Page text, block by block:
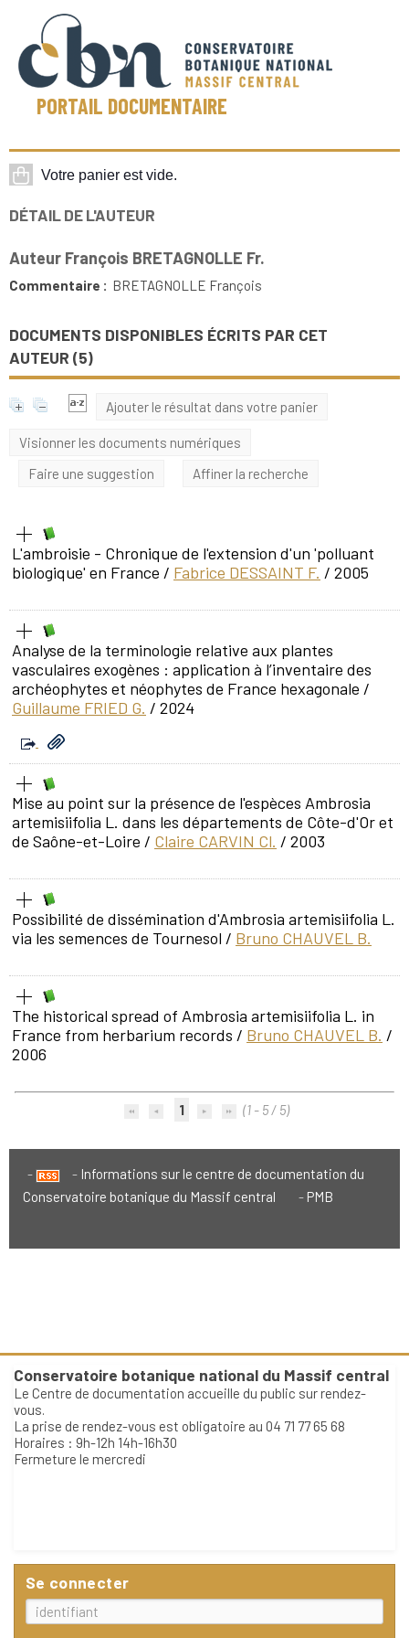
PORTAIL DOCUMENTAIRE
DÉTAIL DE L'AUTEUR
Auteur François BRETAGNOLLE Fr.
Commentaire : BRETAGNOLLE François
DOCUMENTS DISPONIBLES ÉCRITS PAR CET
AUTEUR (5)
Ajouter le résultat dans votre panier
Visionner les documents numériques
Faire une suggestion
Affiner la recherche
L'ambroisie - Chronique de l'extension d'un 'polluant
biologique' en France / Fabrice DESSAINT F. / 2005
Analyse de la terminologie relative aux plantes
vasculaires exogènes : application à l’inventaire des
archéophytes et néophytes de France hexagonale /
Guillaume FRIED G. / 2024
Mise au point sur la présence de l'espèces Ambrosia
artemisiifolia L. dans les départements de Côte-d'Or et
de Saône-et-Loire / Claire CARVIN Cl. / 2003
Possibilité de dissémination d'Ambrosia artemisiifolia L.
via les semences de Tournesol / Bruno CHAUVEL B.
The historical spread of Ambrosia artemisiifolia L. in
France from herbarium records / Bruno CHAUVEL B. /
2006
1 (1 - 5 / 5)
Informations sur le centre de documentation du
Conservatoire botanique du Massif central
PMB
Conservatoire botanique national du Massif central
Le Centre de documentation accueille du public sur rendez-
vous.
La prise de rendez-vous est obligatoire au 04 71 77 65 68
Horaires : 9h-12h 14h-16h30
Fermeture le mercredi
Se connecter